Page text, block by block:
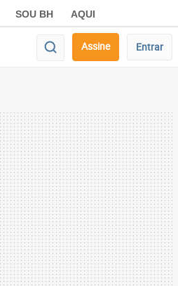
SOU BH AQUI
Assine Entrar